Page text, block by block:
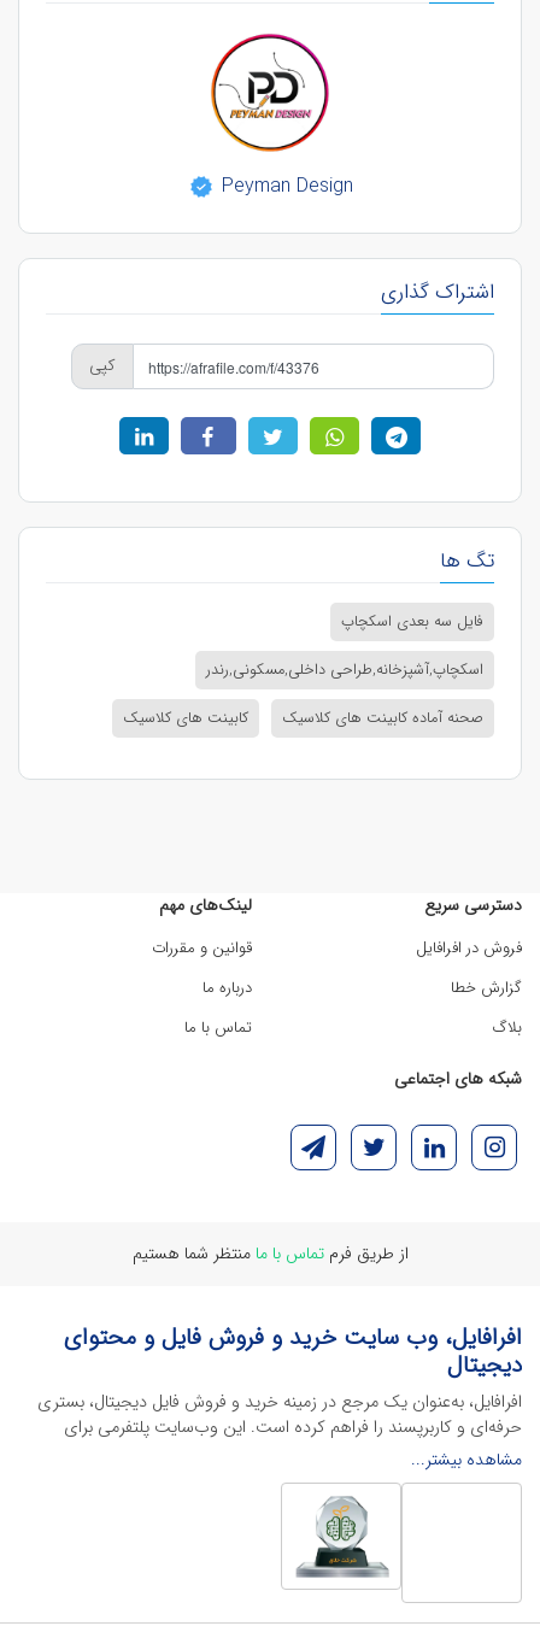
Peyman Design
اشتراک گذاری
کپی
تگ ها
فایل سه بعدی اسکچاپ
اسکچاپ,آشپزخانه,طراحی داخلی,مسکونی,رندر
صحنه آماده کابینت های کلاسیک
کابینت های کلاسیک
دسترسی سریع
فروش در افرافایل
گزارش خطا
بلاگ
لینک‌های مهم
قوانین و مقررات
درباره ما
تماس با ما
شبکه های اجتماعی
از طریق فرمتماس با ما منتظر شما هستیم
افرافایل، وب سایت خرید و فروش فایل و محتوای
دیجیتال
افرافایل، به‌عنوان یک مرجع در زمینه خرید و فروش فایل دیجیتال، بستری
حرفه‌ای و کاربرپسند را فراهم کرده است. این وب‌سایت‌ پلتفرمی برای
طراحان، دانشجویان و فریلنسرها ایجاد می‌کند تا به راحتی محصولات
دیجیتال خود را به فروش رسانده یا از محتواهایی باکیفیت برای پیشبرد
اهدافشان استفاده کنند.
این سایت با ارائه تنوع گسترده‌ای از محصولات دیجیتال از انواع فایل های
لایه باز نرم افراهای ادیت ویدئو گرفته تا فایل لایه باز فتوشاپ، ایلاستریتور و
اکسل گرفته تا قالب‌های ارائه پاورپوینت به کاربران کمک می‌کند تا زمان و
مشاهده بیشتر...